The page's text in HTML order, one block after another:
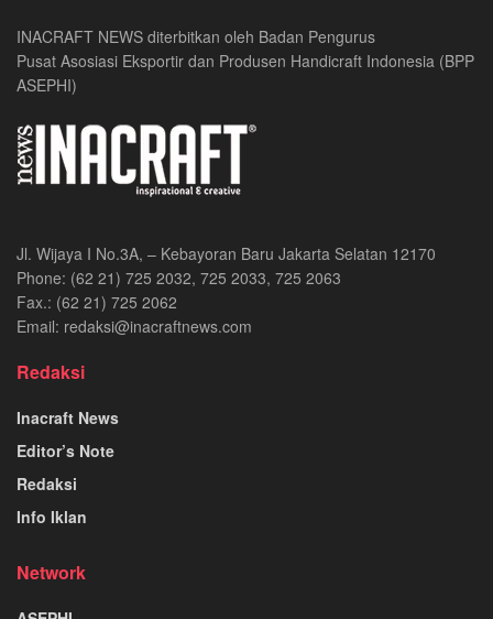
INACRAFT NEWS diterbitkan oleh Badan Pengurus
Pusat Asosiasi Eksportir dan Produsen Handicraft Indonesia (BPP
ASEPHI)
Jl. Wijaya I No.3A, – Kebayoran Baru Jakarta Selatan 12170
Phone: (62 21) 725 2032, 725 2033, 725 2063
Fax.: (62 21) 725 2062
Email: redaksi@inacraftnews.com
Redaksi
Inacraft News
Editor’s Note
Redaksi
Info Iklan
Network